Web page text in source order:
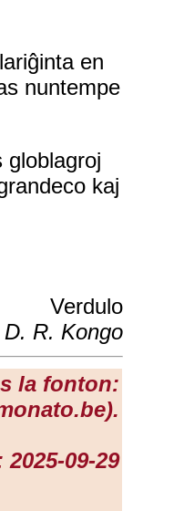
en
nuntempe
globlagroj
kaj
Verdulo
D. R. Kongo
la fonton:
09-29